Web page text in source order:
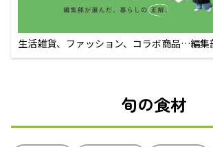
生活雑貨、ファッション、コラボ商品…編集
えるECサイト
旬の食材